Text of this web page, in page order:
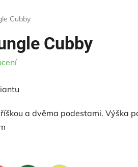
Cubby
Cubby
a dvěma podestami. Výška